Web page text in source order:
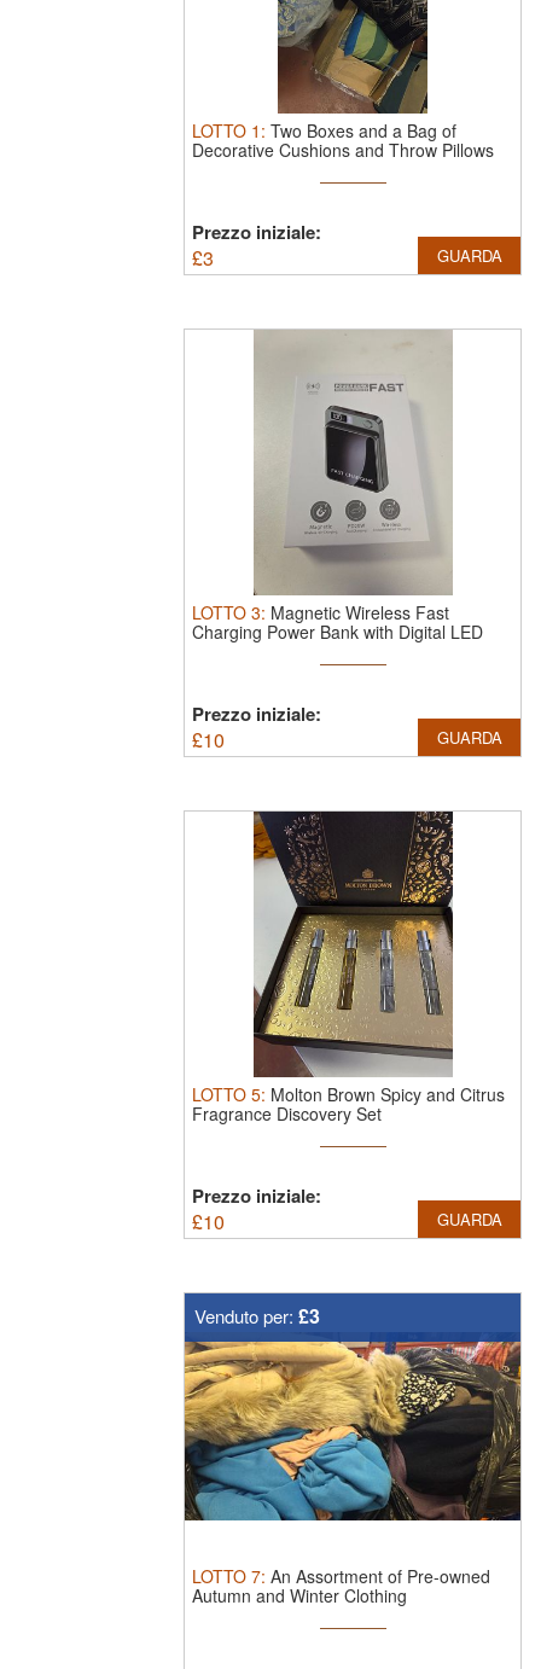
LOTTO 1 : Two Boxes and a Bag of
Decorative Cushions and Throw Pillows
Prezzo iniziale:
£3 GUARDA
LOTTO 3: Magnetic Wireless Fast
Charging Power Bank with Digital LED
Prezzo iniziale:
£10 GUARDA
LOTTO 5: Molton Brown Spicy and Citrus
Fragrance Discovery Set
Prezzo iniziale:
£10 GUARDA
Venduto per: £3
LOTTO 7: An Assortment of Pre-owned
Autumn and Winter Clothing